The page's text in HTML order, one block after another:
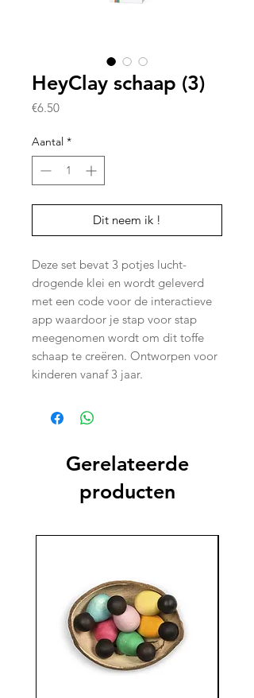
HeyClay schaap (3)
€6.50Prijs
Aantal *
Dit neem ik !
Deze set bevat 3 potjes lucht-
drogende klei en wordt geleverd
met een code voor de interactieve
app waardoor je stap voor stap
meegenomen wordt om dit toffe
schaap te creëren. Ontworpen voor
kinderen vanaf 3 jaar.
Gerelateerde
producten